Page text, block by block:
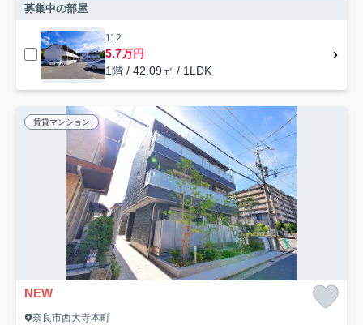
募集中の部屋
112
5.7万円
1階 / 42.09㎡ / 1LDK
賃貸マンション
NEW
奈良市西大寺本町